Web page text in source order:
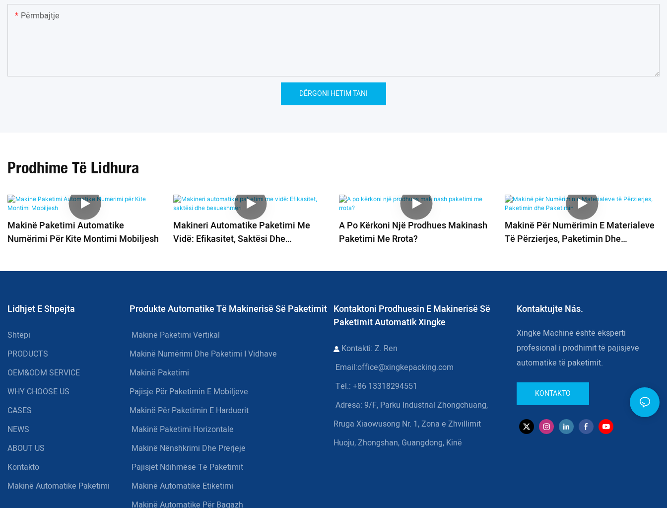
Përmbajtje
DËRGONI HETIM TANI
Prodhime Të Lidhura
Makinë Paketimi Automatike
Numërimi Për Kite Montimi Mobiljesh
Makineri Automatike Paketimi Me
Vidë: Efikasitet, Saktësi Dhe
A Po Kërkoni Një Prodhues Makinash
Paketimi Me Rrota?
Makinë Për Numërimin E Materialeve
Të Përzierjes, Paketimin Dhe
Lidhjet E Shpejta
Shtëpi
PRODUCTS
OEM&ODM SERVICE
WHY CHOOSE US
CASES
NEWS
ABOUT US
Kontakto
Makinë Automatike Paketimi
Produkte Automatike Të Makinerisë Së Paketimit
Makinë Paketimi Vertikal
Makinë Numërimi Dhe Paketimi I Vidhave
Makinë Paketimi
Pajisje Për Paketimin E Mobiljeve
Makinë Për Paketimin E Harduerit
Makinë Paketimi Horizontale
Makinë Nënshkrimi Dhe Prerjeje
Pajisjet Ndihmëse Të Paketimit
Makinë Automatike Etiketimi
Makinë Automatike Për Bagazh
Kontaktoni Prodhuesin E Makinerisë Së
Paketimit Automatik Xingke
Kontakti: Z. Ren
Email:office@xingkepacking.com
Tel.: +86 13318294551
Adresa: 9/F, Parku Industrial Zhongchuang,
Rruga Xiaowusong Nr. 1, Zona e Zhvillimit
Huoju, Zhongshan, Guangdong, Kinë
Kontaktujte Nás.
Xingke Machine është eksperti
profesional i prodhimit të pajisjeve
automatike të paketimit.
KONTAKTO